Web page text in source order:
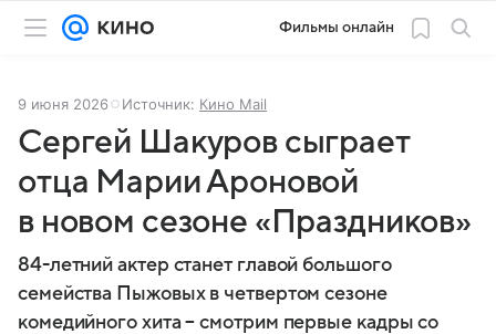
Фильмы онлайн
9 июня 2026 Источник: Кино Mail
Сергей Шакуров сыграет
отца Марии Ароновой
в новом сезоне «Праздников»
84-летний актер станет главой большого
семейства Пыжовых в четвертом сезоне
комедийного хита – смотрим первые кадры со